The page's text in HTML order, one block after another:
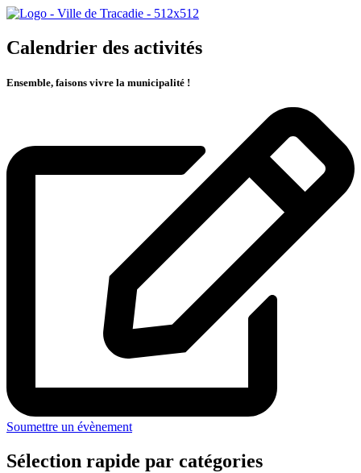
Calendrier des activités
Ensemble, faisons vivre la municipalité !
Soumettre un évènement
Sélection rapide par catégories